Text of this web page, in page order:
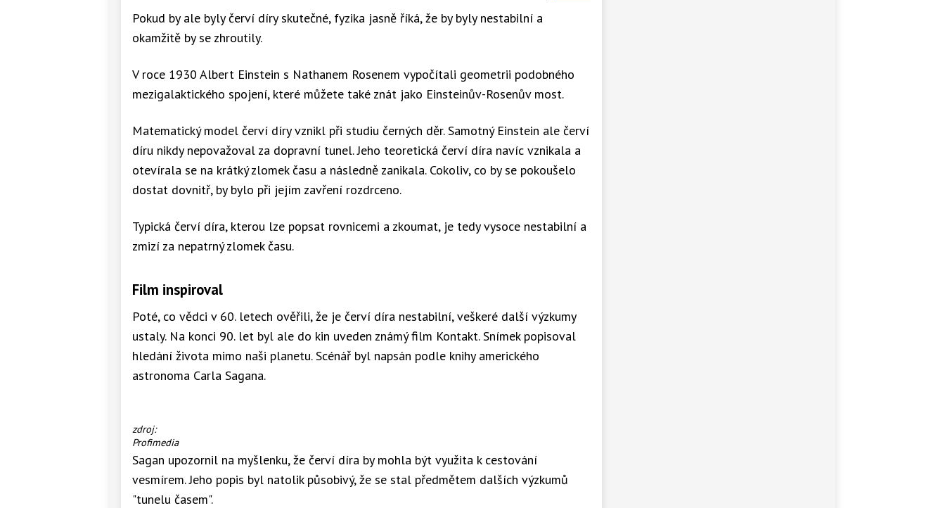
Pokud by ale byly červí díry skutečné, fyzika jasně říká, že by byly nestabilní a
okamžitě by se zhroutily.
V roce 1930 Albert Einstein s Nathanem Rosenem vypočítali geometrii podobného
mezigalaktického spojení, které můžete také znát jako Einsteinův-Rosenův most.
Matematický model červí díry vznikl při studiu černých děr. Samotný Einstein ale červí
díru nikdy nepovažoval za dopravní tunel. Jeho teoretická červí díra navíc vznikala a
otevírala se na krátký zlomek času a následně zanikala. Cokoliv, co by se pokoušelo
dostat dovnitř, by bylo při jejím zavření rozdrceno.
Typická červí díra, kterou lze popsat rovnicemi a zkoumat, je tedy vysoce nestabilní a
zmizí za nepatrný zlomek času.
Film inspiroval
Poté, co vědci v 60. letech ověřili, že je červí díra nestabilní, veškeré další výzkumy
ustaly. Na konci 90. let byl ale do kin uveden známý film Kontakt. Snímek popisoval
hledání života mimo naši planetu. Scénář byl napsán podle knihy amerického
astronoma Carla Sagana.
...
a
ještě
jednou
umělecké
ztvárnění
zdroj:
Profimedia
Sagan upozornil na myšlenku, že červí díra by mohla být využita k cestování
vesmírem. Jeho popis byl natolik působivý, že se stal předmětem dalších výzkumů
"tunelu časem".